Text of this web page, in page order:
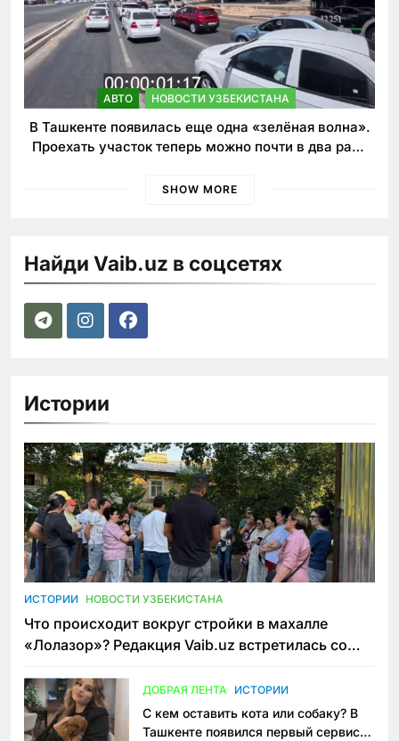
АВТО НОВОСТИ УЗБЕКИСТАНА
В Ташкенте появилась еще одна «зелёная волна».
Проехать участок теперь можно почти в два раза
SHOW MORE
Найди Vaib.uz в соцсетях
Истории
ИСТОРИИ НОВОСТИ УЗБЕКИСТАНА
Что происходит вокруг стройки в махалле
«Лолазор»? Редакция Vaib.uz встретилась со
ДОБРАЯ ЛЕНТА ИСТОРИИ
С кем оставить кота или собаку? В
Ташкенте появился первый сервис